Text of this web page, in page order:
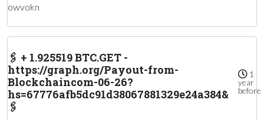
owvokn
🖇 + 1.925519 BTC.GET -
https://graph.org/Payout-from-
Blockchaincom-06-26?
hs=67776afb5dc91d38067881329e24a384&
🖇
1
year
before